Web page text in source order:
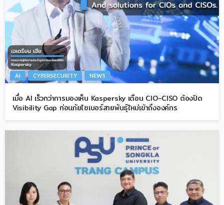
AI CYBERSECURITY NEWS
เมื่อ AI เร็วกว่าการมองเห็น Kaspersky เตือน CIO-CISO ต้องปิด
Visibility Gap ก่อนภัยไซเบอร์สายพันธุ์ใหม่เข้าถึงองค์กร